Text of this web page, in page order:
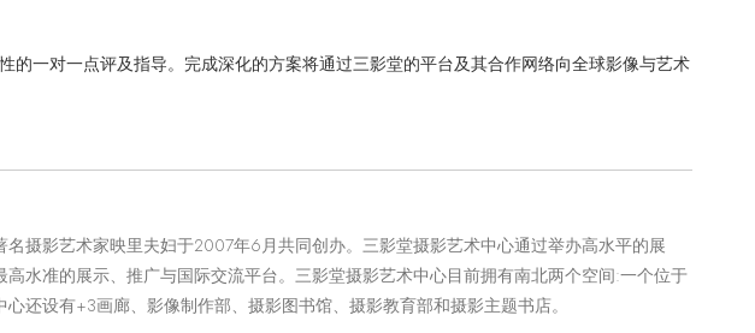
的一对一点评及指导。 完成深化的方案将通过三影堂的平台及其合作网络向全球影像与艺术
摄影艺术家映里夫妇于2007年6月共同创办。三影堂摄影艺术中心通过举办高水平的展
水准的展示、推广与国际交流平台。三影堂摄影艺术中心目前拥有南北两个空间:一个位于
还设有+3画廊、影像制作部、摄影图书馆、摄影教育部和摄影主题书店。